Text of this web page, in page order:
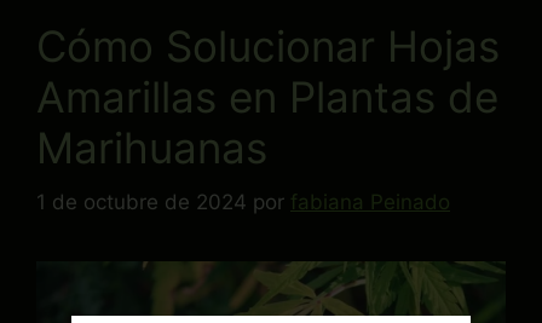
Cómo Solucionar Hojas
Amarillas en Plantas de
Marihuanas
1 de octubre de 2024 por fabiana Peinado